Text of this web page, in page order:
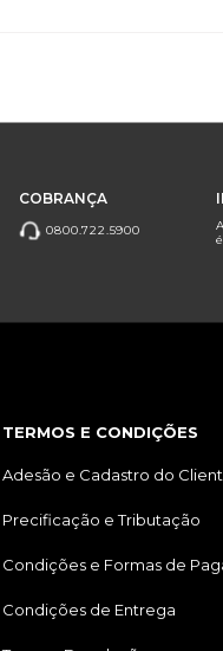
COBRANÇA
0800.722.5900
TERMOS E CONDIÇÕES
Adesão e Cadastro do
Precificação e Tributação
Condições e Formas de
Condições de Entrega